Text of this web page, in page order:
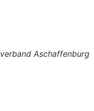
Aschaffenburg